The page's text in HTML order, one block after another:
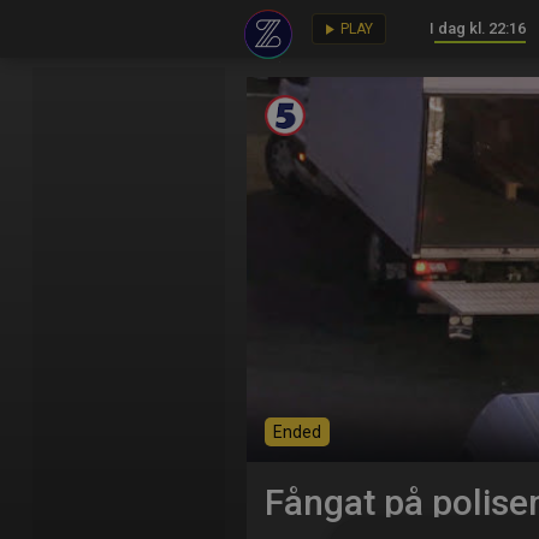
play_arrow PLAY I dag kl. 22:16
Ended
Fångat på